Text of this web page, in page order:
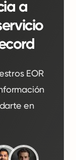
a
EOR
en